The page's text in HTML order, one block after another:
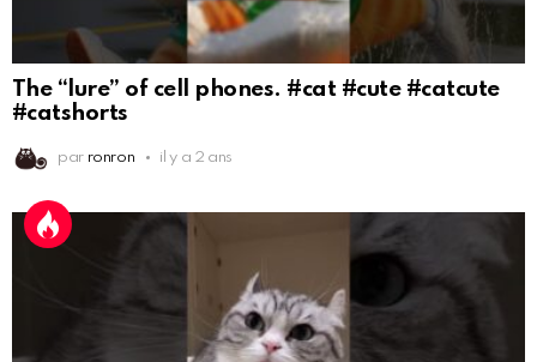
The “lure” of cell phones. #cat #cute #catcute
#catshorts
par ronron il y a 2 ans